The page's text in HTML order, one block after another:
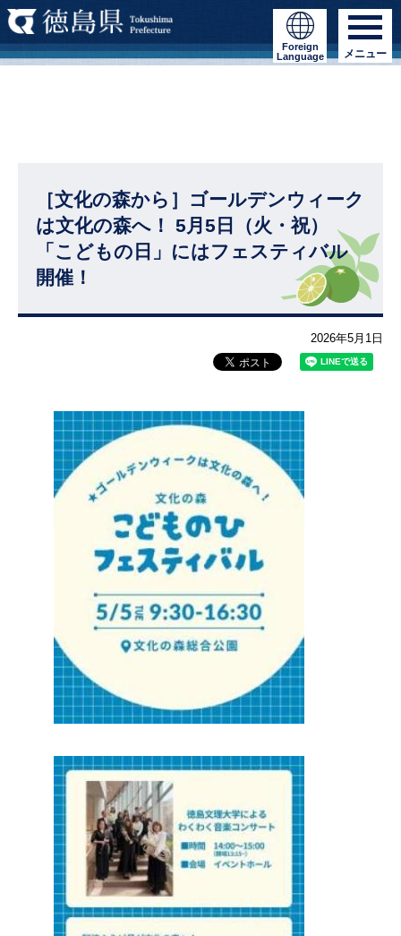
Foreign
Language
メニュー
［文化の森から］ゴールデンウィーク
は文化の森へ！ 5月5日（火・祝）
「こどもの日」にはフェスティバル
開催！
2026年5月1日